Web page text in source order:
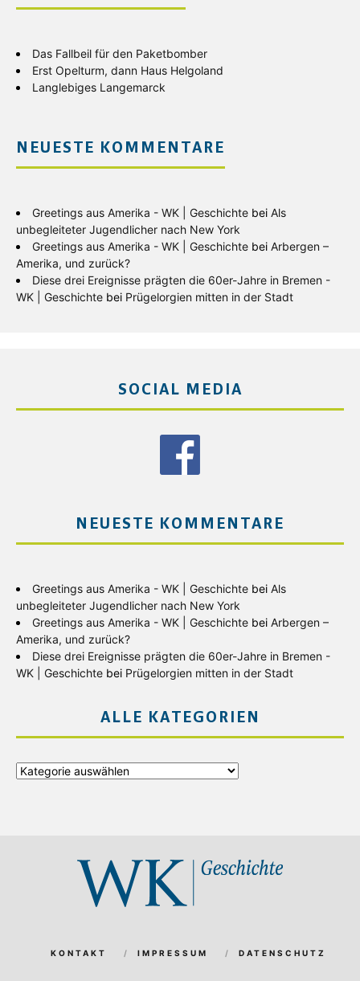
Das Fallbeil für den Paketbomber
Erst Opelturm, dann Haus Helgoland
Langlebiges Langemarck
NEUESTE KOMMENTARE
Greetings aus Amerika - WK | Geschichte bei Als
unbegleiteter Jugendlicher nach New York
Greetings aus Amerika - WK | Geschichte bei Arbergen –
Amerika, und zurück?
Diese drei Ereignisse prägten die 60er-Jahre in Bremen -
WK | Geschichte bei Prügelorgien mitten in der Stadt
SOCIAL MEDIA
NEUESTE KOMMENTARE
Greetings aus Amerika - WK | Geschichte bei Als
unbegleiteter Jugendlicher nach New York
Greetings aus Amerika - WK | Geschichte bei Arbergen –
Amerika, und zurück?
Diese drei Ereignisse prägten die 60er-Jahre in Bremen -
WK | Geschichte bei Prügelorgien mitten in der Stadt
ALLE KATEGORIEN
Alle
KONTAKT IMPRESSUM DATENSCHUTZ